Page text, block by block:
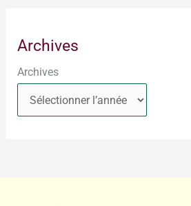
Archives
Archives